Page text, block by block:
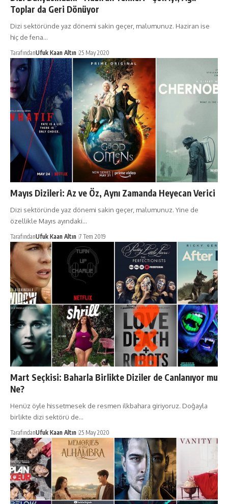
Toplar da Geri Dönüyor
Dizi sektöründe yaz dönemi sakin geçer, malumunuz. Haziran ise
hiç de fena…
TarafındanUfuk Kaan Altın 25 May 2020
Mayıs Dizileri: Az ve Öz, Aynı Zamanda Heyecan Verici
Dizi sektöründe yaz dönemi sakin geçer, malumunuz. Yine de
özellikle Mayıs ayındaki…
TarafındanUfuk Kaan Altın 7 Tem 2019
Mart Seçkisi: Baharla Birlikte Diziler de Canlanıyor mu
Ne?
Henüz öyle hissetmesek de resmen ilkbahara giriyoruz. Doğayla
birlikte dizi sektörü de…
TarafındanUfuk Kaan Altın 25 May 2020